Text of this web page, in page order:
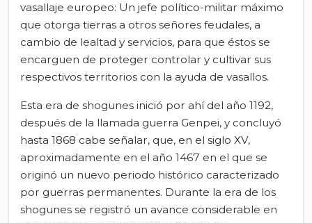
vasallaje europeo: Un jefe político-militar máximo
que otorga tierras a otros señores feudales, a
cambio de lealtad y servicios, para que éstos se
encarguen de proteger controlar y cultivar sus
respectivos territorios con la ayuda de vasallos.
Esta era de shogunes inició por ahí del año 1192,
después de la llamada guerra Genpei, y concluyó
hasta 1868 cabe señalar, que, en el siglo XV,
aproximadamente en el año 1467 en el que se
originó un nuevo periodo histórico caracterizado
por guerras permanentes. Durante la era de los
shogunes se registró un avance considerable en